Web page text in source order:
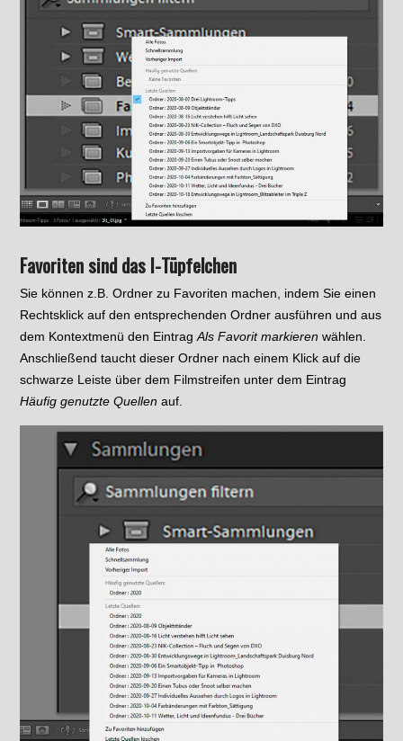
Favoriten sind das I-Tüpfelchen
Sie können z.B. Ordner zu Favoriten machen, indem Sie einen
Rechtsklick auf den entsprechenden Ordner ausführen und aus
dem Kontextmenü den EintragAls Favorit markieren wählen.
Anschließend taucht dieser Ordner nach einem Klick auf die
schwarze Leiste über dem Filmstreifen unter dem Eintrag
Häufig genutzte Quellen auf.